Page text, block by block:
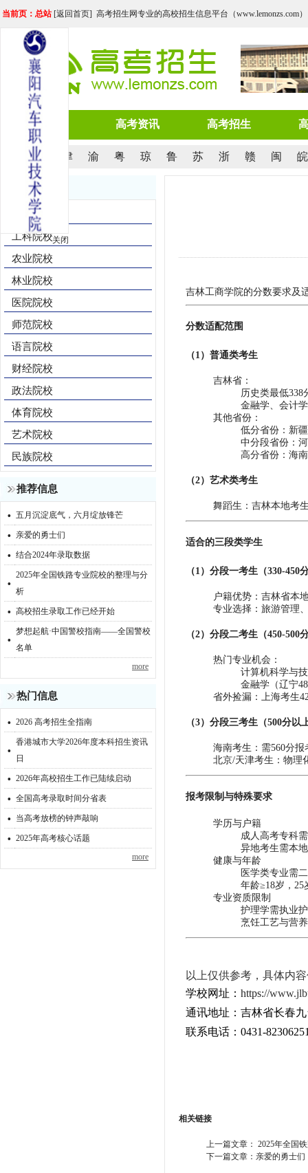
当前页：总站[返回首页] 高考招生网专业的高校招生信息平台（www.lemonzs.com）
网站首页 高考资讯 高考招生
沪 津 渝 粤 琼 鲁 苏 浙 赣 闽 皖
院校导航
综合院校
工科院校
农业院校
林业院校
医院院校
师范院校
语言院校
财经院校
政法院校
体育院校
艺术院校
民族院校
推荐信息
· 五月沉淀底气，六月绽放锋芒
· 亲爱的勇士们
· 结合2024年录取数据
· 2025年全国铁路专业院校的整理与分
析
· 高校招生录取工作已经开始
· 梦想起航·中国警校指南——全国警校
名单
more
热门信息
· 2026 高考招生全指南
· 香港城市大学2026年度本科招生资讯
日
· 2026年高校招生工作已陆续启动
· 全国高考录取时间分省表
· 当高考放榜的钟声敲响
· 2025年高考核心话题
more
吉林工商学院的分数要求及
分数适配范围‌
（1）‌普通类考生‌
‌吉林省‌：
历史类最低338
金融学、会计
‌其他省份‌：
低分省份‌：新
中分段省份‌：
高分省份‌：海
（2）‌艺术类考生‌
舞蹈生‌：吉林本地考
适合的三段类学生
（1）‌分段一考生（330-450
户籍优势‌：吉林省本
专业选择‌：旅游管理
（2）‌分段二考生（450-500
‌热门专业机会‌：
计算机科学与
金融学（辽宁
省外捡漏‌：上海考生
（3）‌分段三考生（500分以
海南考生‌：需560分
北京/天津考生‌：物理
报考限制与特殊要求‌
‌学历与户籍‌
成人高考专科
异地考生需本
‌健康与年龄‌
医学类专业需
年龄≥18岁，25
‌专业资质限制‌
护理学需执业
烹饪工艺与营
以上仅供参考，具体内
学校网址： https://
通讯地址：吉林省长春
联系电话：0431-
相关链接
上一篇文章： 2025年全国
下一篇文章： 亲爱的勇士们
关闭